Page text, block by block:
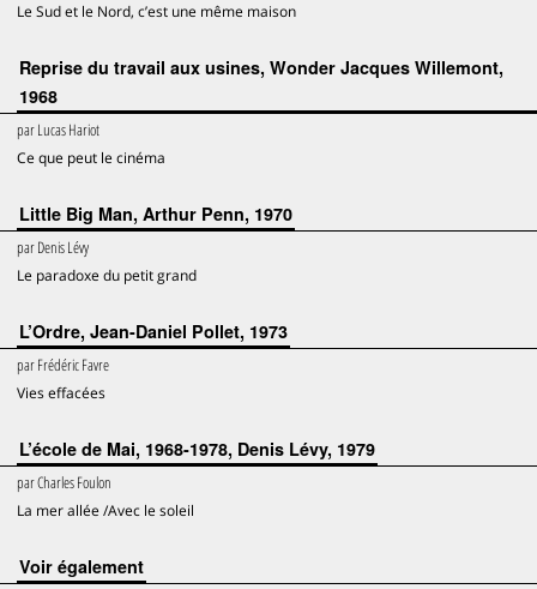
Le Sud et le Nord, c’est une même maison
Reprise du travail aux usines, Wonder Jacques Willemont,
1968
parLucas Hariot
Ce que peut le cinéma
Little Big Man, Arthur Penn, 1970
parDenis Lévy
Le paradoxe du petit grand
L’Ordre, Jean-Daniel Pollet, 1973
parFrédéric Favre
Vies effacées
L’école de Mai, 1968-1978, Denis Lévy, 1979
parCharles Foulon
La mer allée /Avec le soleil
voir également